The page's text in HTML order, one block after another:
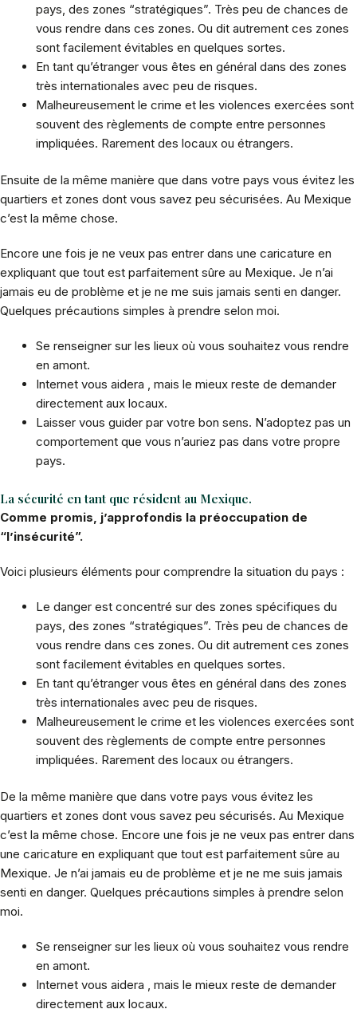
pays, des zones “stratégiques”. Très peu de chances de
vous rendre dans ces zones. Ou dit autrement ces zones
sont facilement évitables en quelques sortes.
En tant qu’étranger vous êtes en général dans des zones
très internationales avec peu de risques.
Malheureusement le crime et les violences exercées sont
souvent des règlements de compte entre personnes
impliquées. Rarement des locaux ou étrangers.
Ensuite de la même manière que dans votre pays vous évitez les
quartiers et zones dont vous savez peu sécurisées. Au Mexique
c’est la même chose.
Encore une fois je ne veux pas entrer dans une caricature en
expliquant que tout est parfaitement sûre au Mexique. Je n’ai
jamais eu de problème et je ne me suis jamais senti en danger.
Quelques précautions simples à prendre selon moi.
Se renseigner sur les lieux où vous souhaitez vous rendre
en amont.
Internet vous aidera , mais le mieux reste de demander
directement aux locaux.
Laisser vous guider par votre bon sens. N’adoptez pas un
comportement que vous n’auriez pas dans votre propre
pays.
La sécurité en tant que résident au Mexique.
Comme promis, j’approfondis la préoccupation de
“l’insécurité”.
Voici plusieurs éléments pour comprendre la situation du pays :
Le danger est concentré sur des zones spécifiques du
pays, des zones “stratégiques”. Très peu de chances de
vous rendre dans ces zones. Ou dit autrement ces zones
sont facilement évitables en quelques sortes.
En tant qu’étranger vous êtes en général dans des zones
très internationales avec peu de risques.
Malheureusement le crime et les violences exercées sont
souvent des règlements de compte entre personnes
impliquées. Rarement des locaux ou étrangers.
De la même manière que dans votre pays vous évitez les
quartiers et zones dont vous savez peu sécurisés. Au Mexique
c’est la même chose. Encore une fois je ne veux pas entrer dans
une caricature en expliquant que tout est parfaitement sûre au
Mexique. Je n’ai jamais eu de problème et je ne me suis jamais
senti en danger. Quelques précautions simples à prendre selon
moi.
Se renseigner sur les lieux où vous souhaitez vous rendre
en amont.
Internet vous aidera , mais le mieux reste de demander
directement aux locaux.